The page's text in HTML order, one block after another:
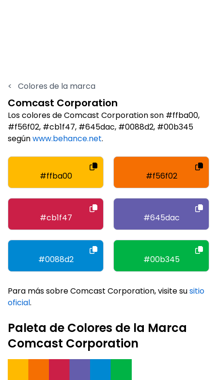
< Colores de la marca
Comcast Corporation
Los colores de Comcast Corporation son #ffba00,
#f56f02, #cb1f47, #645dac, #0088d2, #00b345
segúnwww.behance.net.
#ffba00 #f56f02
#cb1f47 #645dac
#0088d2 #00b345
Para más sobre Comcast Corporation, visite susitio
oficial.
Paleta de Colores de la Marca
Comcast Corporation